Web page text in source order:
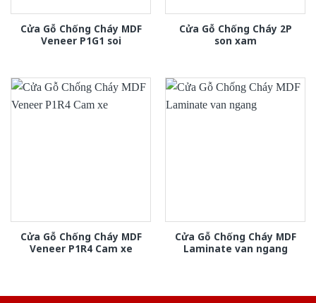
Cửa Gỗ Chống Cháy MDF
Veneer P1G1 soi
Cửa Gỗ Chống Cháy 2P
son xam
Cửa Gỗ Chống Cháy MDF
Veneer P1R4 Cam xe
Cửa Gỗ Chống Cháy MDF
Laminate van ngang